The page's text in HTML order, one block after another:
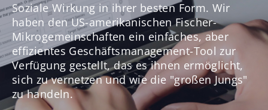
Soziale Wirkung in ihrer besten Form. Wir
haben den US-amerikanischen Fischer-
Mikrogemeinschaften ein einfaches, aber
effizientes Geschäftsmanagement-Tool zur
Verfügung gestellt, das es ihnen ermöglicht,
sich zu vernetzen und wie die "großen Jungs"
zu handeln.